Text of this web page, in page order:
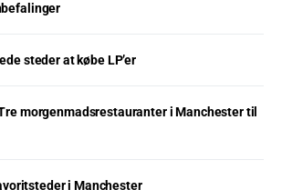
steder at købe LP’er
morgenmadsrestauranter i Manchester til
i Manchester